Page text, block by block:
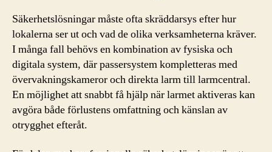
Säkerhetslösningar måste ofta skräddarsys efter hur
lokalerna ser ut och vad de olika verksamheterna kräver.
I många fall behövs en kombination av fysiska och
digitala system, där passersystem kompletteras med
övervakningskameror och direkta larm till larmcentral.
En möjlighet att snabbt få hjälp när larmet aktiveras kan
avgöra både förlustens omfattning och känslan av
otrygghet efteråt.